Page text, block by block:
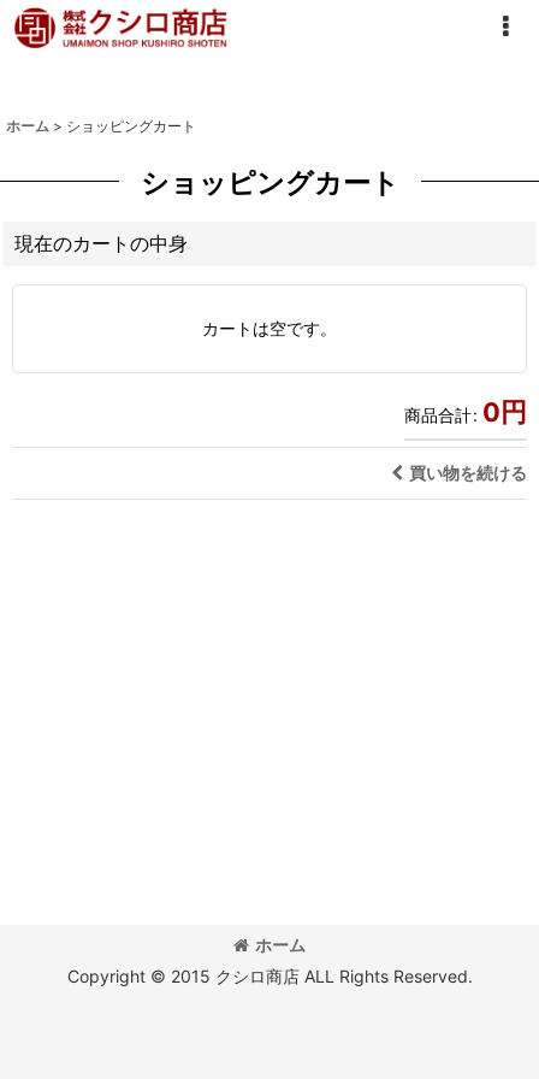
ホーム > ショッピングカート
ショッピングカート
現在のカートの中身
カートは空です。
商品合計: 0円
買い物を続ける
ホーム
Copyright © 2015 クシロ商店 ALL Rights Reserved.